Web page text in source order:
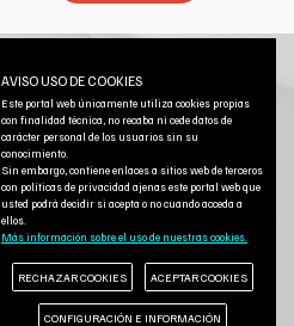
AVISO USO DE COOKIES
Este portal web únicamente utiliza cookies propias
con finalidad técnica, no recaba ni cede datos de
carácter personal de los usuarios sin su
conocimiento.
Sin embargo, contiene enlaces a sitios web de terceros
con políticas de privacidad ajenas este portal web que
usted podrá decidir si acepta o no cuando acceda a
ellos.
Más información sobre el uso de nuestras cookies.
RECHAZAR COOKIES ACEPTAR COOKIES
CONFIGURACIÓN E INFORMACIÓN